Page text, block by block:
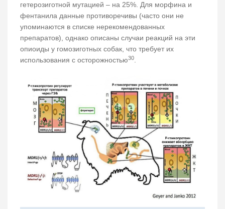
гетерозиготной мутацией – на 25%. Для морфина и
фентанила данные противоречивы (часто они не
упоминаются в списке нерекомендованных
препаратов), однако описаны случаи реакций на эти
опиоиды у гомозиготных собак, что требует их
использования с осторожностью30